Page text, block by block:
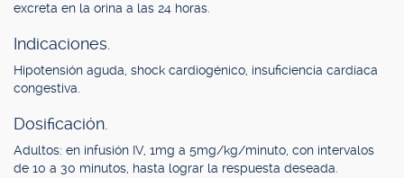
excreta en la orina a las 24 horas.
Indicaciones.
Hipotensión aguda, shock cardiogénico, insuficiencia cardíaca
congestiva.
Dosificación.
Adultos: en infusión IV, 1mg a 5mg/kg/minuto, con intervalos
de 10 a 30 minutos, hasta lograr la respuesta deseada.